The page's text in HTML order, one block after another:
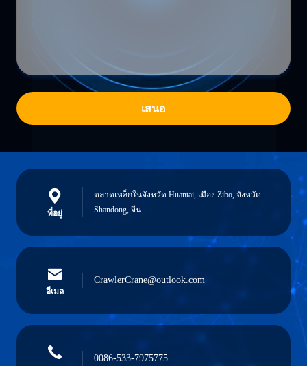
เสนอ
ที่อยู่
ตลาดเหล็กในจังหวัด Huantai, เมือง Zibo, จังหวัด
Shandong, จีน
อีเมล
CrawlerCrane@outlook.com
0086-533-7975775